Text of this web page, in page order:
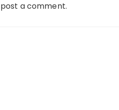
a comment.